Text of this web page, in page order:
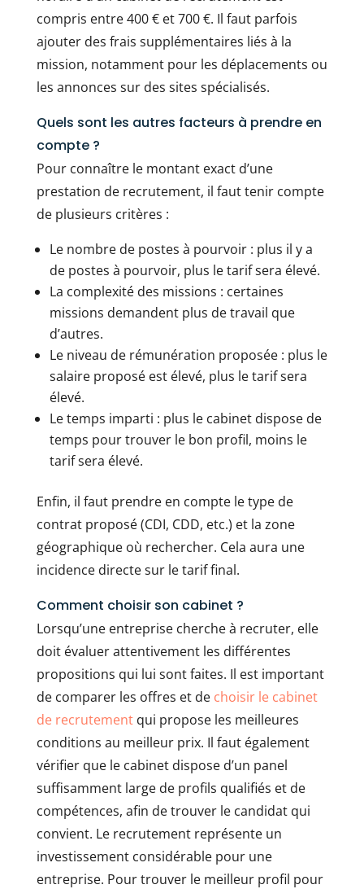
compris entre 400 € et 700 €. Il faut parfois
ajouter des frais supplémentaires liés à la
mission, notamment pour les déplacements ou
les annonces sur des sites spécialisés.
Quels sont les autres facteurs à prendre en
compte ?
Pour connaître le montant exact d’une
prestation de recrutement, il faut tenir compte
de plusieurs critères :
Le nombre de postes à pourvoir : plus il y a
de postes à pourvoir, plus le tarif sera élevé.
La complexité des missions : certaines
missions demandent plus de travail que
d’autres.
Le niveau de rémunération proposée : plus le
salaire proposé est élevé, plus le tarif sera
élevé.
Le temps imparti : plus le cabinet dispose de
temps pour trouver le bon profil, moins le
tarif sera élevé.
Enfin, il faut prendre en compte le type de
contrat proposé (CDI, CDD, etc.) et la zone
géographique où rechercher. Cela aura une
incidence directe sur le tarif final.
Comment choisir son cabinet ?
Lorsqu’une entreprise cherche à recruter, elle
doit évaluer attentivement les différentes
propositions qui lui sont faites. Il est important
de comparer les offres et de choisir le cabinet
de recrutementqui propose les meilleures
conditions au meilleur prix. Il faut également
vérifier que le cabinet dispose d’un panel
suffisamment large de profils qualifiés et de
compétences, afin de trouver le candidat qui
convient. Le recrutement représente un
investissement considérable pour une
entreprise. Pour trouver le meilleur profil pour